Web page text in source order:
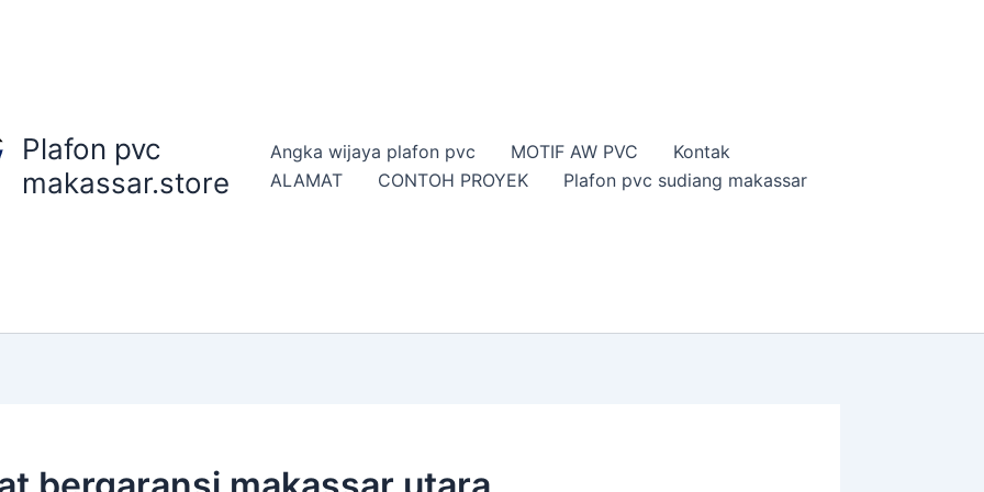
Plafon pvc
makassar.store
Angka wijaya plafon pvc MOTIF AW PVC
Kontak
ALAMAT
CONTOH PROYEK Plafon pvc sudiang makassar